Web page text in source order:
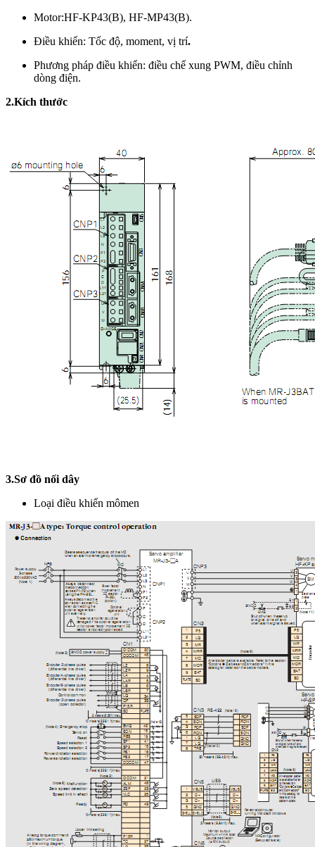
Motor:HF-KP43(B), HF-MP43(B).
Điều khiển: Tốc độ, moment, vị trí.
Phương pháp điều khiển: điều chế xung PWM, điều chỉnh
dòng điện.
2.Kích thước
3.Sơ đồ nối dây
Loại điều khiển mômen